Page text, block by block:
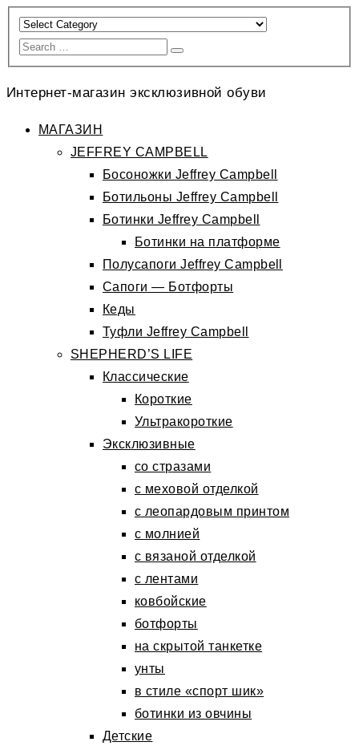
Интернет-магазин эксклюзивной обуви
МАГАЗИН
JEFFREY CAMPBELL
Босоножки Jeffrey Campbell
Ботильоны Jeffrey Campbell
Ботинки Jeffrey Campbell
Ботинки на платформе
Полусапоги Jeffrey Campbell
Сапоги — Ботфорты
Кеды
Туфли Jeffrey Campbell
SHEPHERD’S LIFE
Классические
Короткие
Ультракороткие
Эксклюзивные
со стразами
с меховой отделкой
с леопардовым принтом
с молнией
с вязаной отделкой
с лентами
ковбойские
ботфорты
на скрытой танкетке
унты
в стиле «спорт шик»
ботинки из овчины
Детские